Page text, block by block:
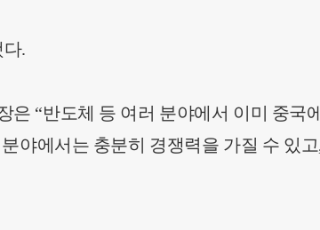
.
은 “반도체 등 여러 분야에서 이미 중국
야에서는 충분히 경쟁력을 가질 수 있